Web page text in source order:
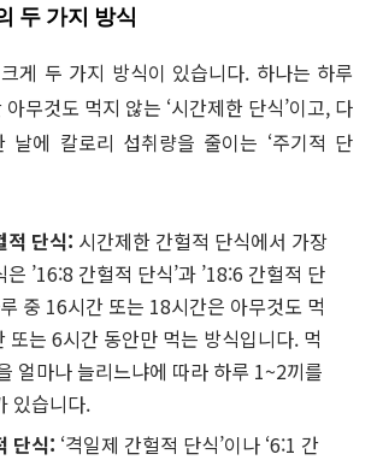
두 가지 방식
게 두 가지 방식이 있습니다. 하나는 하루
무것도 먹지 않는 ‘시간제한 단식’이고, 다
날에 칼로리 섭취량을 줄이는 ‘주기적 단
적 단식: 시간제한 간헐적 단식에서 가장
’16:8 간헐적 단식’과 ’18:6 간헐적 단
중 16시간 또는 18시간은 아무것도 먹
또는 6시간 동안만 먹는 방식입니다. 먹
얼마나 늘리느냐에 따라 하루 1~2끼를
있습니다.
단식: ‘격일제 간헐적 단식’이나 ‘6:1 간